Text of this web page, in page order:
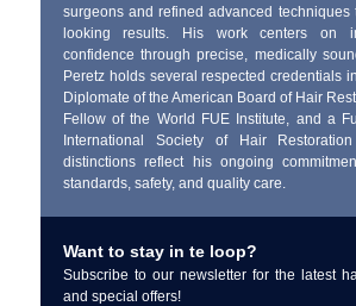
surgeons and refined advanced techniques
looking results. His work centers on
confidence through precise, medically
Peretz holds several respected credentials
Diplomate of the American Board of Hair
Fellow of the World FUE Institute, and a
International Society of Hair
distinctions reflect his ongoing
standards, safety, and quality care.
Want to stay in te loop?
Subscribe to our newsletter for the latest
and special offers!